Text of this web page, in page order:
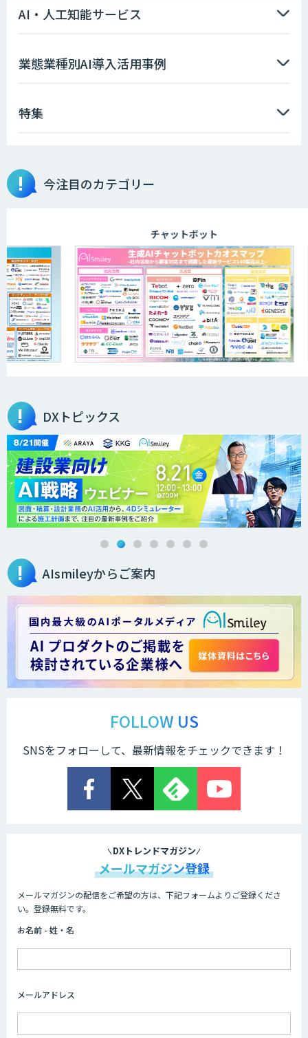
「VAB-5000」
画像解析・デジタルツイン領域のAI開発
AI開発・伴走支援・内製化支援
「ジンベイ AI技術実装アドバイザリー」
サービス
ローカルLLM×RAG「Cosnex」
DXセカンドオピニオン
生成AI活用コンサルティング
法人向け生成AIソリューション（受託開
発/PoC&コンサル）
AI 受託開発・導入支援
ライフサイエンスDX/AIソリューション
AI・人工知能サービス
業態業種別AI導入活用事例
特集
今注目のカテゴリー
チャットボット
DXトピックス
AIsmileyからご案内
FOLLOW US
SNSをフォローして、最新情報をチェックできます！
DXトレンドマガジン
メールマガジン登録
メールマガジンの配信をご希望の方は、下記フォームよりご登録くださ
い。登録無料です。
お名前 - 姓・名
メールアドレス